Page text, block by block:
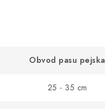
Obvod pasu pejska
25 - 35 cm